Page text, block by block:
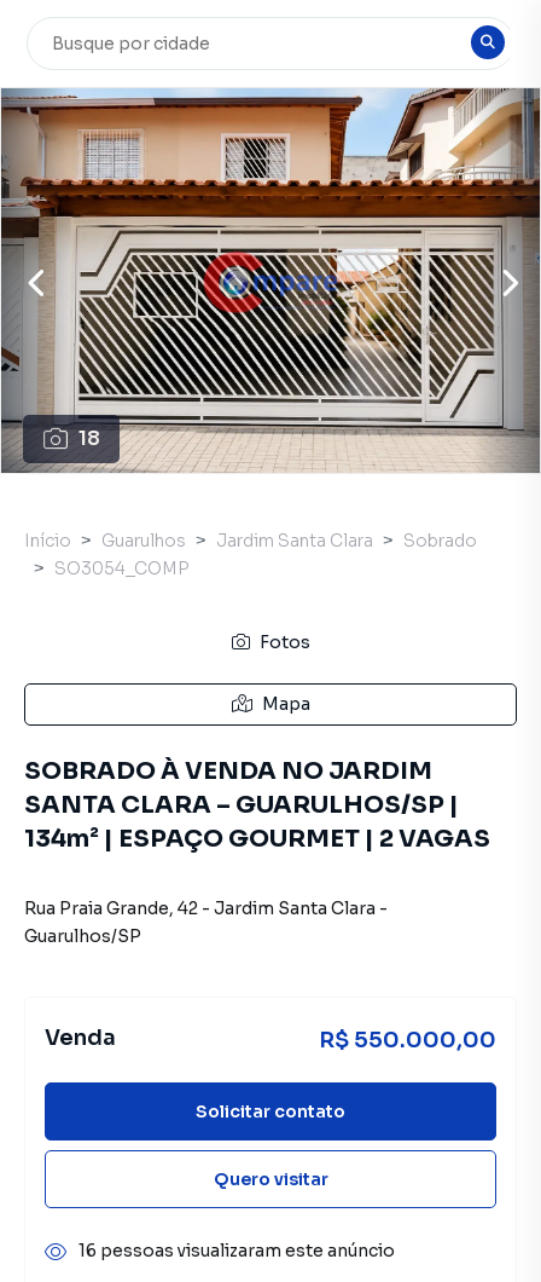
18
Início Guarulhos Jardim Santa Clara
Sobrado
SO3054_COMP
Fotos
Mapa
SOBRADO À VENDA NO JARDIM
SANTA CLARA – GUARULHOS/SP |
134m² | ESPAÇO GOURMET | 2 VAGAS
Rua Praia Grande, 42 - Jardim Santa Clara -
Guarulhos/SP
Venda R$ 550.000,00
Solicitar contato
Quero visitar
16 pessoas visualizaram este anúncio